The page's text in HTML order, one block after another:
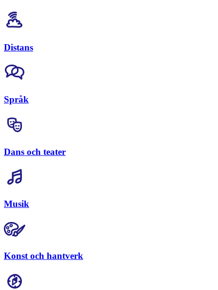
Distans
Språk
Dans och teater
Musik
Konst och hantverk